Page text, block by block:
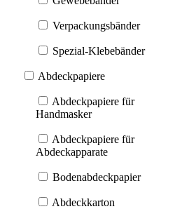
Verpackungsbänder
Spezial-Klebebänder
Abdeckpapiere
Abdeckpapiere für
Handmasker
Abdeckpapiere für
Abdeckapparate
Bodenabdeckpapier
Abdeckkarton